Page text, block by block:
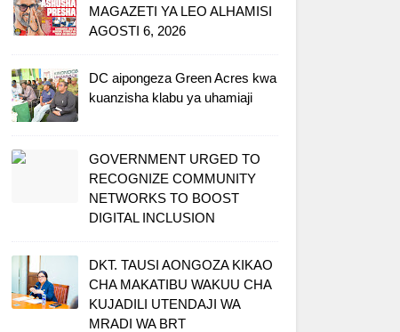
MAGAZETI YA LEO ALHAMISI
AGOSTI 6, 2026
DC aipongeza Green Acres kwa
kuanzisha klabu ya uhamiaji
GOVERNMENT URGED TO
RECOGNIZE COMMUNITY
NETWORKS TO BOOST
DIGITAL INCLUSION
DKT. TAUSI AONGOZA KIKAO
CHA MAKATIBU WAKUU CHA
KUJADILI UTENDAJI WA
MRADI WA BRT